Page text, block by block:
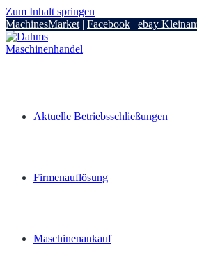
Zum Inhalt springen
MachinesMarket | Facebook | ebay
Aktuelle Betriebsschließungen
Firmenauflösung
Maschinenankauf